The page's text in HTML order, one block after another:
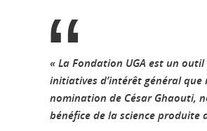
« La Fondation UGA est un
initiatives d’intérêt général
nomination de César Ghaouti,
bénéfice de la science produite